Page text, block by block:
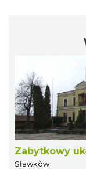
Zabytkowy
Sławków